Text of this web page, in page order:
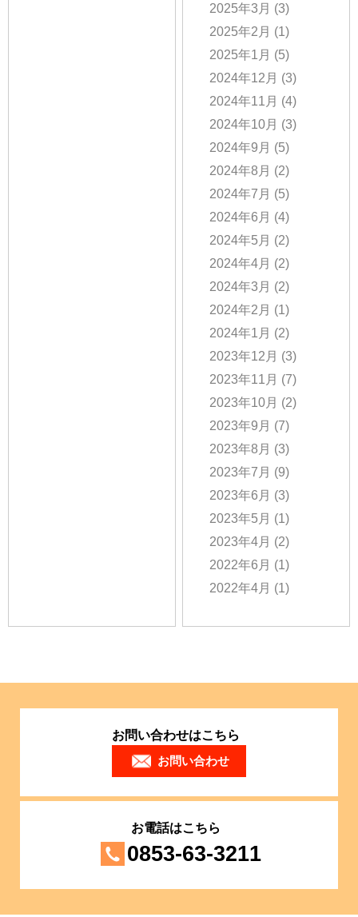
2025年3月 (3)
2025年2月 (1)
2025年1月 (5)
2024年12月 (3)
2024年11月 (4)
2024年10月 (3)
2024年9月 (5)
2024年8月 (2)
2024年7月 (5)
2024年6月 (4)
2024年5月 (2)
2024年4月 (2)
2024年3月 (2)
2024年2月 (1)
2024年1月 (2)
2023年12月 (3)
2023年11月 (7)
2023年10月 (2)
2023年9月 (7)
2023年8月 (3)
2023年7月 (9)
2023年6月 (3)
2023年5月 (1)
2023年4月 (2)
2022年6月 (1)
2022年4月 (1)
お問い合わせはこちら
お問い合わせ
お電話はこちら
0853-63-3211